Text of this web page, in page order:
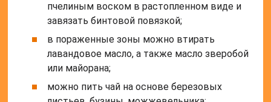
пчелиным воском в растопленном виде и
завязать бинтовой повязкой;
в пораженные зоны можно втирать
лавандовое масло, а также масло зверобой
или майорана;
можно пить чай на основе березовых